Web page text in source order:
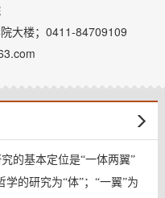
大楼；0411-84709109
的基本定位是“一体两翼”
学的研究为“体”； “一翼”为